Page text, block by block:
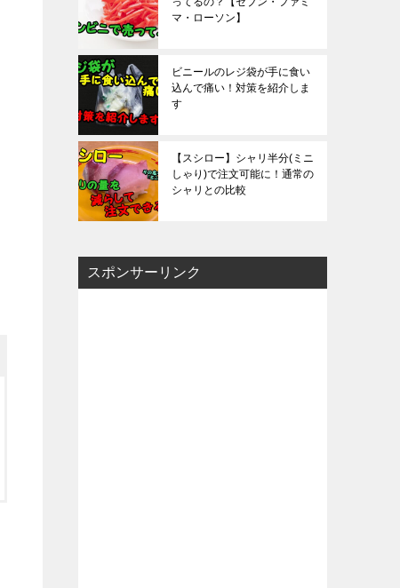
マ・ローソン】
ビニールのレジ袋が手に食い
込んで痛い！対策を紹介しま
す
【スシロー】シャリ半分(ミニ
しゃり)で注文可能に！通常の
シャリとの比較
スポンサーリンク